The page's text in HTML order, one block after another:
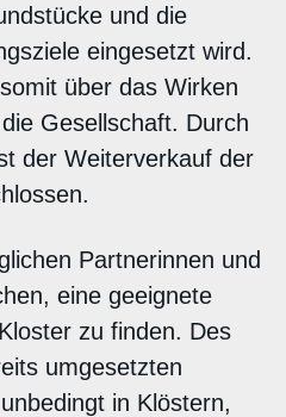
und die
eingesetzt wird.
über das Wirken
Gesellschaft. Durch
der Weiterverkauf der
Partnerinnen und
eine geeignete
zu finden. Des
umgesetzten
in Klöstern,